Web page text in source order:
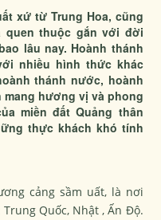
xứ từ Trung Hoa, cũng
quen thuộc gắn với đời
lâu nay. Hoành thánh
nhiều hình thức khác
thánh nước, hoành
hương vị và phong
miền đất Quảng thân
thực khách khó tính
cảng sầm uất, là nơi
Quốc, Nhật , Ấn Độ.